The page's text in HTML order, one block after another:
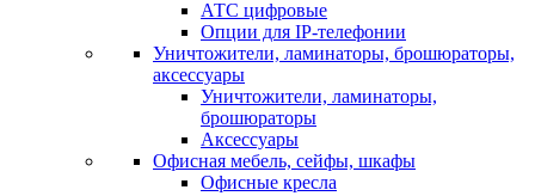
АТС цифровые
Опции для IP-телефонии
Уничтожители, ламинаторы, брошюраторы,
аксессуары
Уничтожители, ламинаторы,
брошюраторы
Аксессуары
Офисная мебель, сейфы, шкафы
Офисные кресла